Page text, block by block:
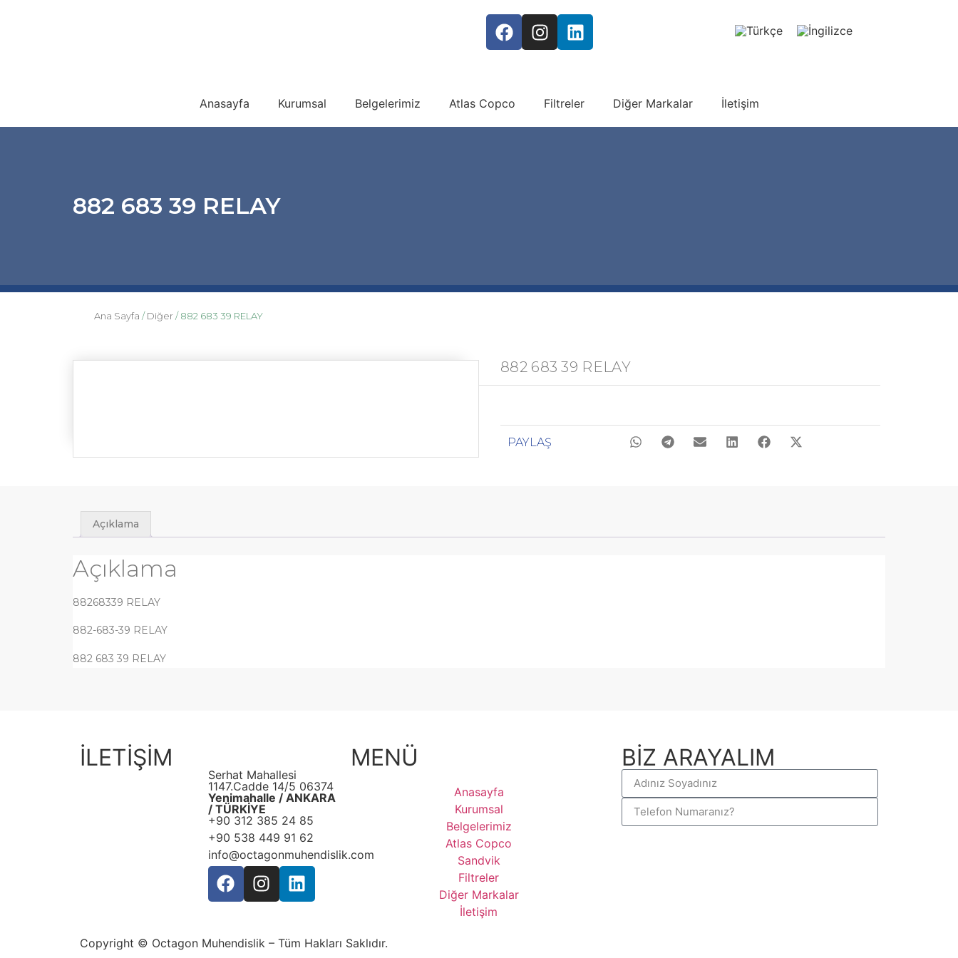
Anasayfa Kurumsal Belgelerimiz Atlas Copco Filtreler Diğer Markalar İletişim
882 683 39 RELAY
Ana Sayfa /Diğer/ 882 683 39 RELAY
882 683 39 RELAY
PAYLAŞ
Açıklama
Açıklama
88268339 RELAY
882-683-39 RELAY
882 683 39 RELAY
İLETİŞİM
Serhat Mahallesi
1147.Cadde 14/5 06374
Yenimahalle / ANKARA
/ TÜRKİYE
+90 312 385 24 85
+90 538 449 91 62
info@octagonmuhendislik.com
MENÜ
Anasayfa
Kurumsal
Belgelerimiz
Atlas Copco
Sandvik
Filtreler
Diğer Markalar
İletişim
BİZ ARAYALIM
Copyright © Octagon Muhendislik – Tüm Hakları Saklıdır.